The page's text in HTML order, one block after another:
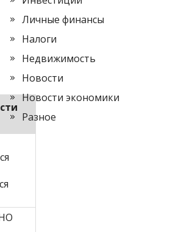
Личные финансы
Налоги
Недвижимость
Новости
Новости экономики
Разное